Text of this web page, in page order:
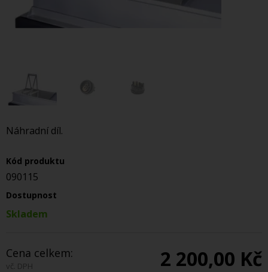
Náhradní díl.
Kód produktu
090115
Dostupnost
Skladem
Cena celkem:
vč. DPH 2 200,00 Kč